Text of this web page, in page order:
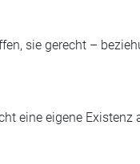
sie gerecht –
eine eigene